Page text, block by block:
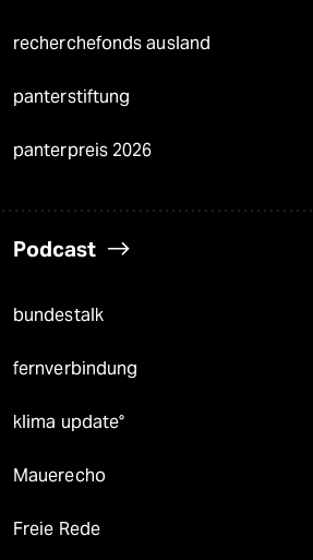
recherchefonds ausland
panterstiftung
panterpreis 2026
Podcast
bundestalk
fernverbindung
klima update°
Mauerecho
Freie Rede